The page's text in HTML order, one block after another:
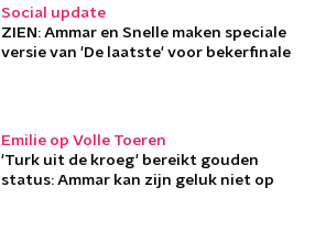
Social update
ZIEN: Ammar en Snelle maken speciale
versie van 'De laatste' voor bekerfinale
Emilie op Volle Toeren
'Turk uit de kroeg' bereikt gouden
status: Ammar kan zijn geluk niet op